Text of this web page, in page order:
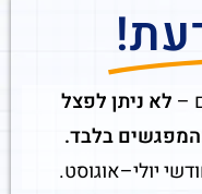
– לא ניתן לפצל
בלבד.
יולי–אוגוסט.